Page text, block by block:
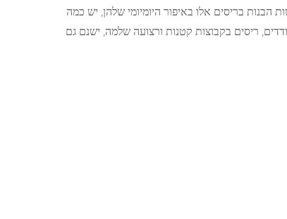
ריסים
בריסים אלו באיפור היומיומי שלהן, יש כמה
ריסים בקבוצות קטנות ורצועה שלמה, ישנם גם